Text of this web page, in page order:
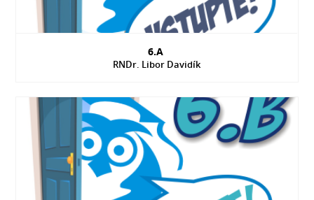
6.A
RNDr. Libor Davidík